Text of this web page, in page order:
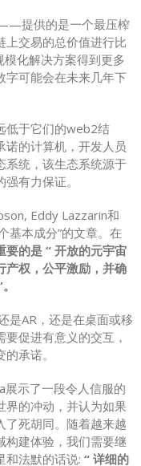
提供的是一个最压榨
上交易的总价值进行比
化解决方案得到更多
字可能会在未来几年下
低于它们的web2结
诺的计算机，开发人员
系统，该生态系统源于
有力保证。
Eddy Lazzarin和
基本成分”的文章。在
要的是 “ 开放的元宇宙
产权，公平激励，并确
是AR，还是在桌面或移
促进有意义的交互，
承诺。
示了一段令人信服的
界的冲动，并认为如果
了死胡同。随着越来越
构建体验，我们需要继
和法默的话说: “ 详细的